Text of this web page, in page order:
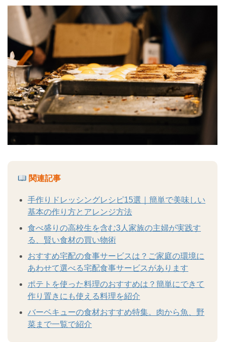
関連記事
手作りドレッシングレシピ15選｜簡単で美味しい
基本の作り方とアレンジ方法
食べ盛りの高校生を含む3人家族の主婦が実践す
る、賢い食材の買い物術
おすすめ宅配の食事サービスは？ご家庭の環境に
あわせて選べる宅配食事サービスがあります
ポテトを使った料理のおすすめは？簡単にできて
作り置きにも使える料理を紹介
バーベキューの食材おすすめ特集。肉から魚、野
菜まで一覧で紹介